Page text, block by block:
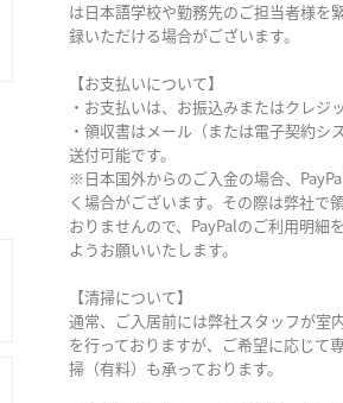
は日本語学校や勤務先のご担当者様を
録いただける場合がございます。
【お支払いについて】
・お支払いは、お振込みまたはクレジ
・領収書はメール（または電子契約シ
送付可能です。
※日本国外からのご入金の場合、
く場合がございます。その際は弊社で
おりませんので、PayPalのご利用明細
ようお願いいたします。
【清掃について】
通常、ご入居前には弊社スタッフが室
を行っておりますが、ご希望に応じて
掃（有料）も承っております。